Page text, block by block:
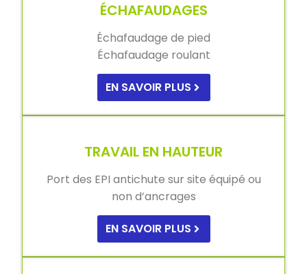
ÉCHAFAUDAGES
Échafaudage de pied
Échafaudage roulant
EN SAVOIR PLUS
TRAVAIL EN HAUTEUR
Port des EPI antichute sur site équipé ou
non d’ancrages
EN SAVOIR PLUS